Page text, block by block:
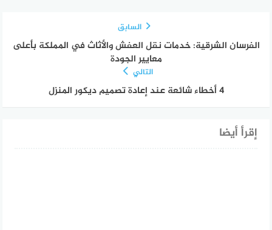
السابق
الفرسان الشرقية: خدمات نقل العفش والأثاث في المملكة بأعلى
معايير الجودة
التالي
4 أخطاء شائعة عند إعادة تصميم ديكور المنزل
إقرأ أيضا